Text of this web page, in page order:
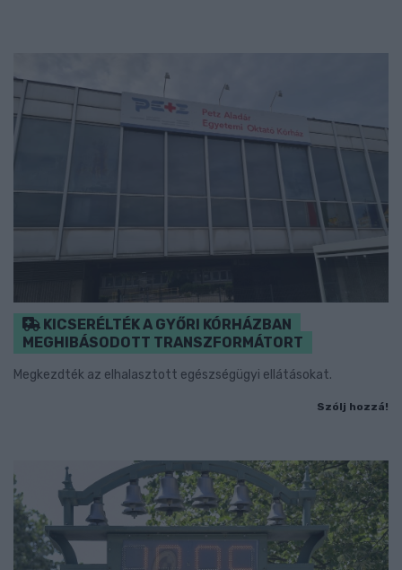
KICSERÉLTÉK A GYŐRI KÓRHÁZBAN
MEGHIBÁSODOTT TRANSZFORMÁTORT
Megkezdték az elhalasztott egészségügyi ellátásokat.
Szólj hozzá!